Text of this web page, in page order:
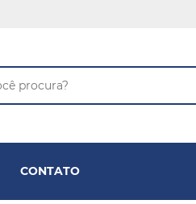
CONTATO